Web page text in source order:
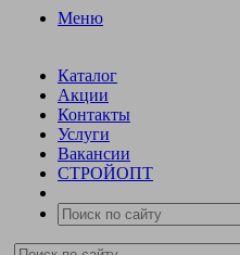
Меню
Каталог
Акции
Контакты
Услуги
Вакансии
СТРОЙОПТ